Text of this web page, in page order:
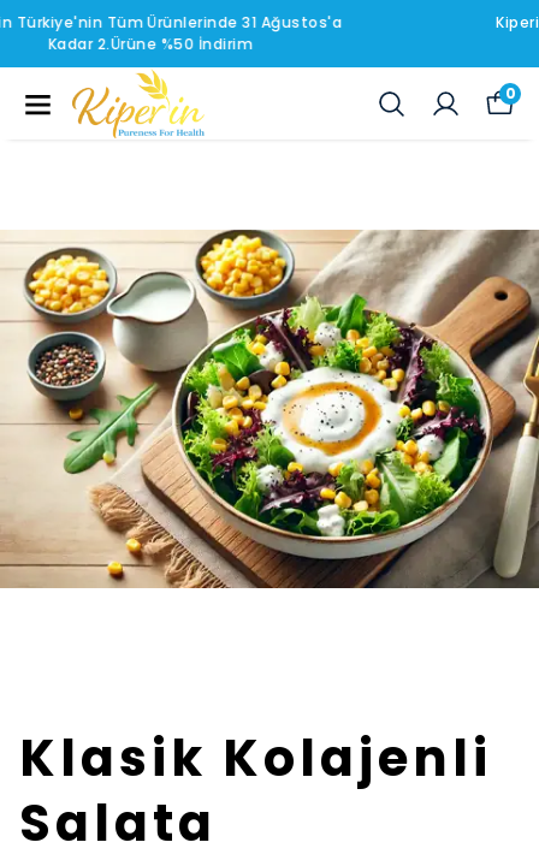
Kiperin Türkiye'nin Seçili Ürünlerinde 31 Ağustos'a
Kadar Sepette %20 İndirim
0
Klasik Kolajenli
Salata